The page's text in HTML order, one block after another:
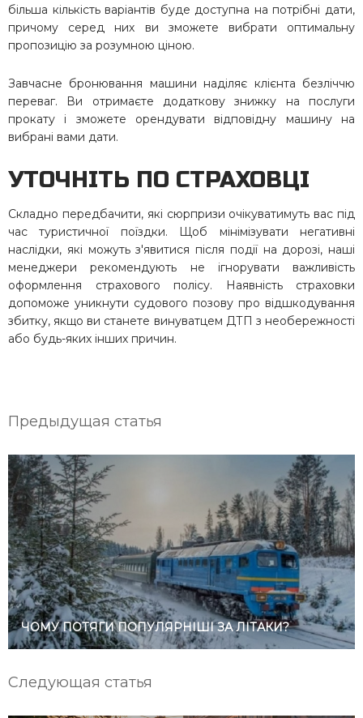
більша кількість варіантів буде доступна на потрібні дати,
причому серед них ви зможете вибрати оптимальну
пропозицію за розумною ціною.
Завчасне бронювання машини наділяє клієнта безліччю
переваг. Ви отримаєте додаткову знижку на послуги
прокату і зможете орендувати відповідну машину на
вибрані вами дати.
УТОЧНІТЬ ПО СТРАХОВЦІ
Складно передбачити, які сюрпризи очікуватимуть вас під
час туристичної поїздки. Щоб мінімізувати негативні
наслідки, які можуть з'явитися після події на дорозі, наші
менеджери рекомендують не ігнорувати важливість
оформлення страхового полісу. Наявність страховки
допоможе уникнути судового позову про відшкодування
збитку, якщо ви станете винуватцем ДТП з необережності
або будь-яких інших причин.
Предыдущая статья
ЧОМУ ПОТЯГИ ПОПУЛЯРНІШІ ЗА ЛІТАКИ?
Следующая статья